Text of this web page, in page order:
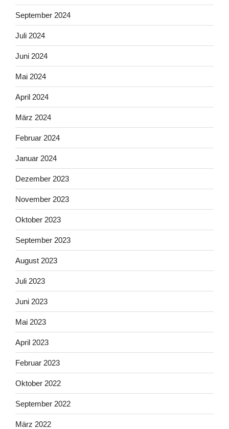
September 2024
Juli 2024
Juni 2024
Mai 2024
April 2024
März 2024
Februar 2024
Januar 2024
Dezember 2023
November 2023
Oktober 2023
September 2023
August 2023
Juli 2023
Juni 2023
Mai 2023
April 2023
Februar 2023
Oktober 2022
September 2022
März 2022